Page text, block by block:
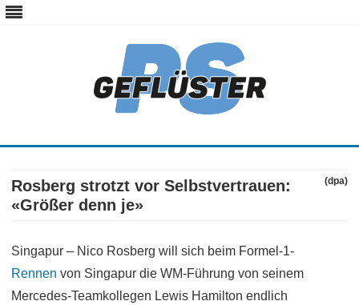
Skip
content
Rosberg strotzt vor Selbstvertrauen:
«Größer denn je»
(dpa)
Singapur – Nico Rosberg will sich beim Formel-1-
Rennen von Singapur die WM-Führung von seinem
Mercedes-Teamkollegen Lewis Hamilton endlich